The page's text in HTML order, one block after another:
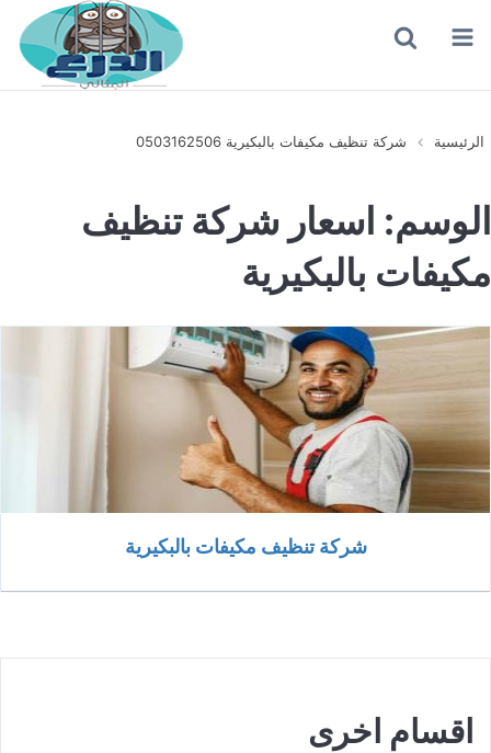
القائمة
الرئيسية شركة تنظيف مكيفات بالبكيرية 0503162506
الوسم: اسعار شركة تنظيف
مكيفات بالبكيرية
شركة تنظيف مكيفات بالبكيرية
اقسام اخرى